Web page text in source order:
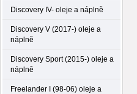
Discovery IV- oleje a náplně
Discovery V (2017-) oleje a
náplně
Discovery Sport (2015-) oleje a
náplně
Freelander I (98-06) oleje a